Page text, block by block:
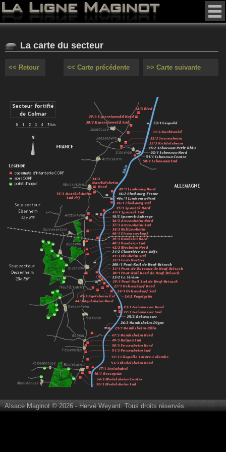
La carte du secteur
<< Retour >> Carte suivante
<< Carte précédente
Alsace Maginot © 2026 - Hervé Weyant. Tous droits réservés.